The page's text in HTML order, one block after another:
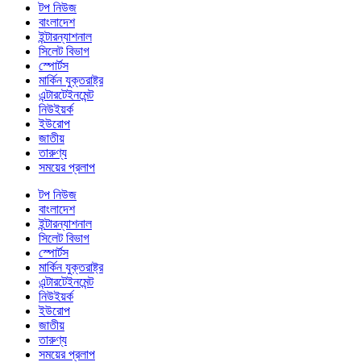
টপ নিউজ
বাংলাদেশ
ইন্টারন্যাশনাল
সিলেট বিভাগ
স্পোর্টস
মার্কিন যুক্তরাষ্ট্র
এন্টারটেইনমেন্ট
নিউইয়র্ক
ইউরোপ
জাতীয়
তারুণ্য
সময়ের প্রলাপ
টপ নিউজ
বাংলাদেশ
ইন্টারন্যাশনাল
সিলেট বিভাগ
স্পোর্টস
মার্কিন যুক্তরাষ্ট্র
এন্টারটেইনমেন্ট
নিউইয়র্ক
ইউরোপ
জাতীয়
তারুণ্য
সময়ের প্রলাপ